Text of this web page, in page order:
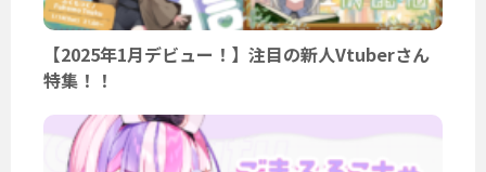
【2025年1月デビュー！】注目の新人Vtuberさん
特集！！